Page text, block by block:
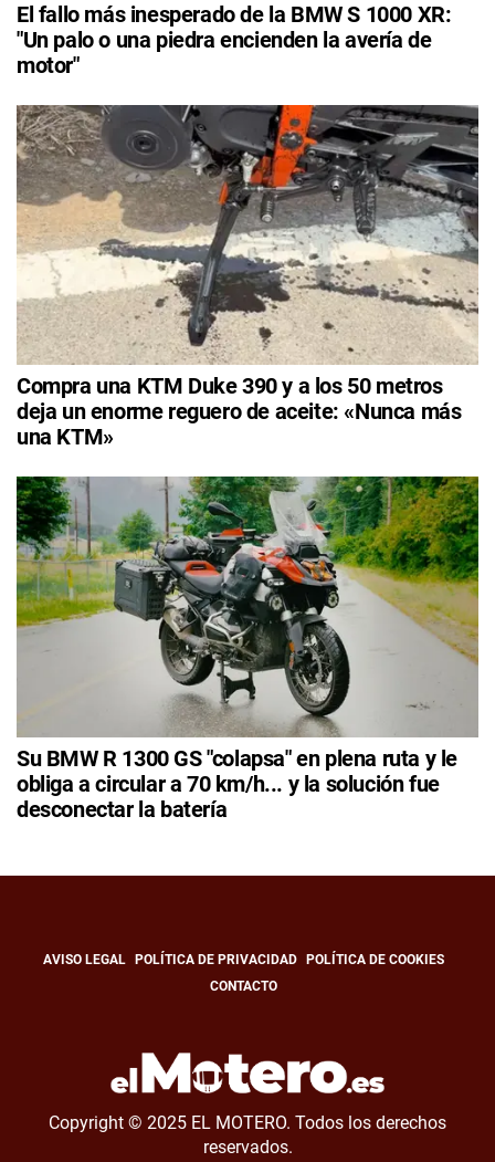
El fallo más inesperado de la BMW S 1000 XR:
"Un palo o una piedra encienden la avería de
motor"
Compra una KTM Duke 390 y a los 50 metros
deja un enorme reguero de aceite: «Nunca más
una KTM»
Su BMW R 1300 GS "colapsa" en plena ruta y le
obliga a circular a 70 km/h... y la solución fue
desconectar la batería
AVISO LEGAL POLÍTICA DE PRIVACIDAD
POLÍTICA DE COOKIES
CONTACTO
Copyright © 2025 EL MOTERO. Todos los derechos
reservados.